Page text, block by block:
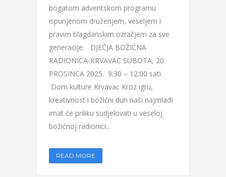
bogatom adventskom programu
ispunjenom druženjem, veseljem i
pravim blagdanskim ozračjem za sve
generacije. DJEČJA BOŽIĆNA
RADIONICA-KRVAVAC SUBOTA, 20.
PROSINCA 2025. 9:30 – 12:00 sati
Dom kulture Krvavac Kroz igru,
kreativnost i božićni duh naši najmlađi
imat će priliku sudjelovati u veseloj
božićnoj radionici...
READ MORE